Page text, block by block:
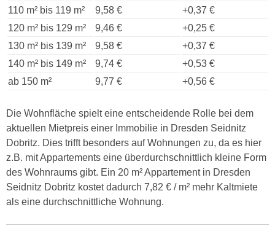
110 m² bis 119 m²
9,58 €
+0,37 €
120 m² bis 129 m²
9,46 €
+0,25 €
130 m² bis 139 m²
9,58 €
+0,37 €
140 m² bis 149 m²
9,74 €
+0,53 €
ab 150 m²
9,77 € +0,56 €
Die Wohnfläche spielt eine entscheidende Rolle bei dem
aktuellen Mietpreis einer Immobilie in Dresden Seidnitz
Dobritz. Dies trifft besonders auf Wohnungen zu, da es hier
z.B. mit Appartements eine überdurchschnittlich kleine Form
des Wohnraums gibt. Ein 20 m² Appartement in Dresden
Seidnitz Dobritz kostet dadurch 7,82 € / m² mehr Kaltmiete
als eine durchschnittliche Wohnung.